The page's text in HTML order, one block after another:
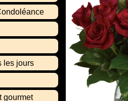
les jours
gourmet